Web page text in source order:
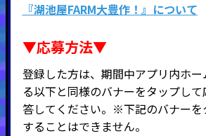
『湖池屋FARM大豊作！』について
▼応募方法▼
登録した方は、期間中アプリ内ホ
る以下と同様のバナーをタップし
答してください。※下記のバナーを
することはできません。